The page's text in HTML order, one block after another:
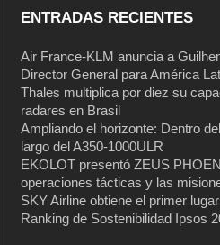
ENTRADAS RECIENTES
Air France-KLM anuncia a
Director General para América
Thales multiplica por diez su
radares en Brasil
Ampliando el horizonte: Dentro
largo del A350-1000ULR
EKOLOT presentó ZEUS
operaciones tácticas y las
SKY Airline obtiene el primer
Ranking de Sostenibilidad Ipsos